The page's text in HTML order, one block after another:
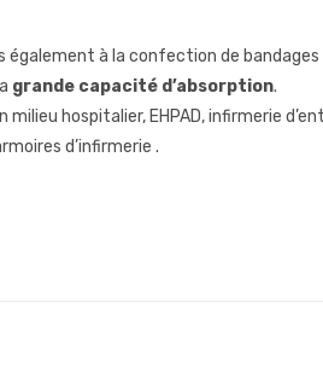
également à la confection de
grande capacité d’absorption.
hospitalier, EHPAD, infirmerie
d’infirmerie .